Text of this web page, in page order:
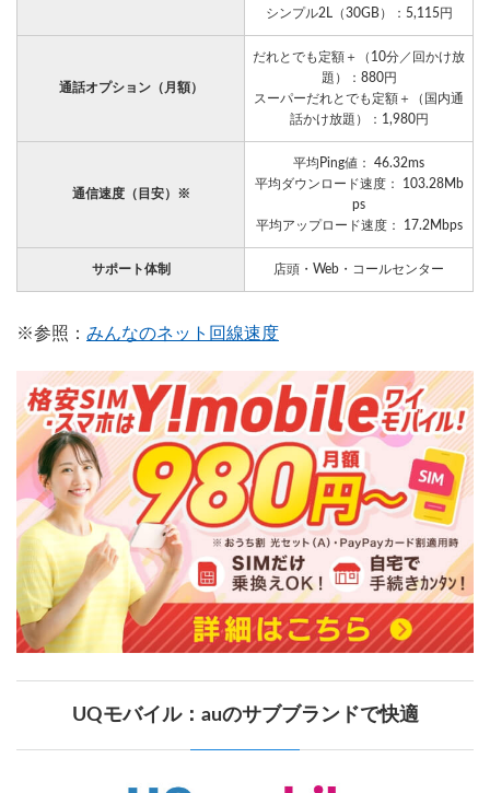
シンプル2L（30GB）：5,115円
通話オプション（月額）
だれとでも定額＋（10分／回かけ放
題）：880円
スーパーだれとでも定額＋（国内通
話かけ放題）：1,980円
通信速度（目安）※
平均Ping値： 46.32ms
平均ダウンロード速度： 103.28Mb
ps
平均アップロード速度： 17.2Mbps
サポート体制 店頭・Web・コールセンター
※参照： みんなのネット回線速度
UQモバイル：auのサブブランドで快適